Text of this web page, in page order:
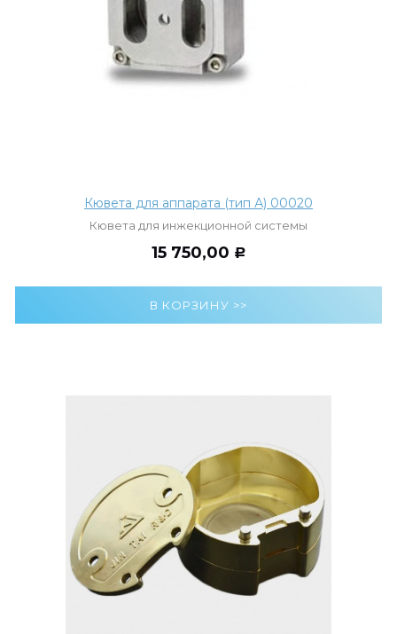
Кювета для аппарата (тип А) 00020
Кювета для инжекционной системы
15 750,00 Р